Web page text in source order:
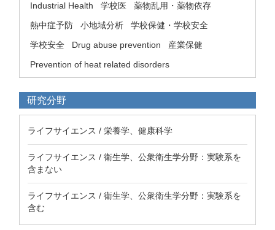
Industrial Health
学校医
薬物乱用・薬物依存
熱中症予防
小地域分析
学校保健・学校安全
学校安全
Drug abuse prevention
産業保健
Prevention of heat related disorders
研究分野
ライフサイエンス / 栄養学、健康科学
ライフサイエンス / 衛生学、公衆衛生学分野：実験系を
含まない
ライフサイエンス / 衛生学、公衆衛生学分野：実験系を
含む